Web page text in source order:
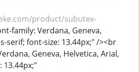
product/subutex-
family: Verdana, Geneva,
serif; font-size: 13.44px;" /><br
Geneva, Helvetica, Arial,
13.44px;"